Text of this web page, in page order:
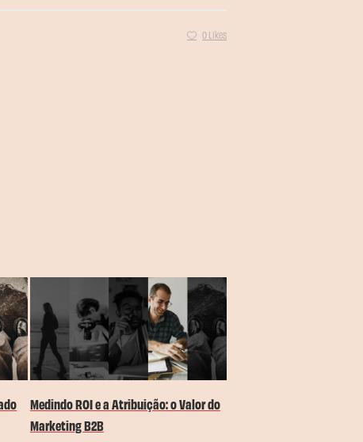
0 Likes
Medindo ROI e a Atribuição: o Valor do
Marketing B2B